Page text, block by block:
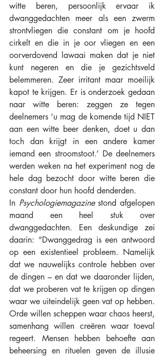
witte beren, persoonlijk ervaar ik
dwanggedachten meer als een zwerm
strontvliegen die constant om je hoofd
cirkelt en die in je oor vliegen en een
oorverdovend lawaai maken dat je niet
kunt negeren en die je gezichtsveld
belemmeren. Zeer irritant maar moeilijk
kapot te krijgen. Er is onderzoek gedaan
naar witte beren: zeggen ze tegen
deelnemers ‘u mag de komende tijd NIET
aan een witte beer denken, doet u dan
toch dan krijgt in een andere kamer
iemand een stroomstoot.’ De deelnemers
werden weken na het experiment nog de
hele dag bezocht door witte beren die
constant door hun hoofd denderden.
In Psychologiemagazine stond afgelopen
maand een heel stuk over
dwanggedachten. Een deskundige zei
daarin: “Dwanggedrag is een antwoord
op een existentieel probleem. Namelijk
dat we nauwelijks controle hebben over
de dingen – en dat we daaronder lijden,
dat we proberen vat te krijgen op dingen
waar we uiteindelijk geen vat op hebben.
Orde willen scheppen waar chaos heerst,
samenhang willen creëren waar toeval
regeert. Mensen hebben behoefte aan
beheersing en rituelen geven de illusie